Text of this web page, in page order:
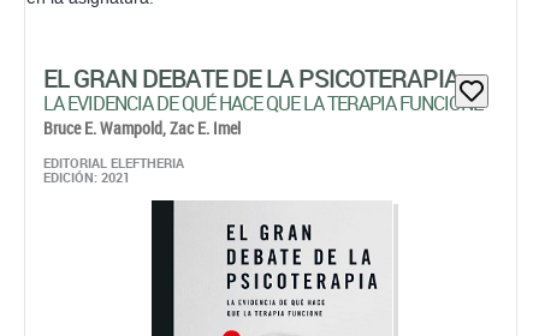
EL GRAN DEBATE DE LA PSICOTERAPIA
LA EVIDENCIA DE QUÉ HACE QUE LA TERAPIA FUNCIONE
Bruce E. Wampold,Zac E. Imel
EDITORIAL ELEFTHERIA
EDICIÓN: 2021